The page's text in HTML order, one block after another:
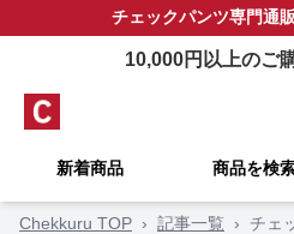
チェックパンツ専門通
10,000円以上のご
新着商品 商品を検
Chekkuru TOP › 記事一覧 › チェ